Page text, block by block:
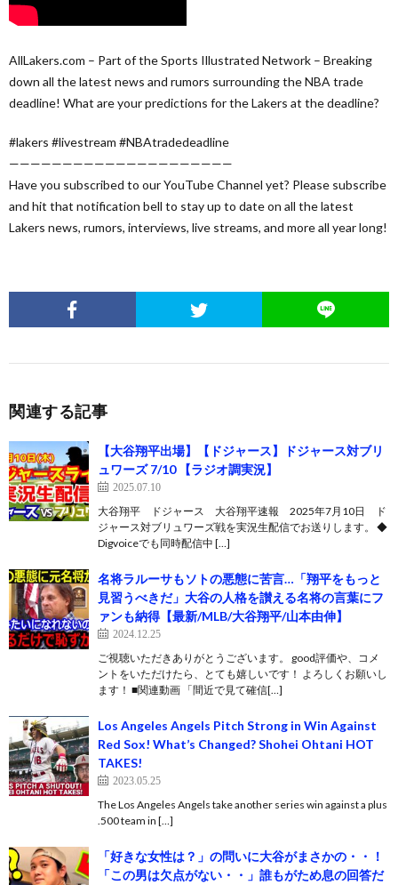
AllLakers.com – Part of the Sports Illustrated Network – Breaking
down all the latest news and rumors surrounding the NBA trade
deadline! What are your predictions for the Lakers at the deadline?
#lakers #livestream #NBAtradedeadline
—————————————————————
Have you subscribed to our YouTube Channel yet? Please subscribe
and hit that notification bell to stay up to date on all the latest
Lakers news, rumors, interviews, live streams, and more all year long!
関連する記事
【大谷翔平出場】【ドジャース】ドジャース対ブリ
ュワーズ 7/10 【ラジオ調実況】
2025.07.10
大谷翔平 ドジャース 大谷翔平速報 2025年7月10日 ド
ジャース対ブリュワーズ戦を実況生配信でお送りします。 ◆
Digvoiceでも同時配信中 […]
名将ラルーサもソトの悪態に苦言…「翔平をもっと
見習うべきだ」大谷の人格を讃える名将の言葉にフ
ァンも納得【最新/MLB/大谷翔平/山本由伸】
2024.12.25
ご視聴いただきありがとうございます。 good評価や、コメ
ントをいただけたら、とても嬉しいです！ よろしくお願いし
ます！ ■関連動画 「間近で見て確信[…]
Los Angeles Angels Pitch Strong in Win Against
Red Sox! What’s Changed? Shohei Ohtani HOT
TAKES!
2023.05.25
The Los Angeles Angels take another series win against a plus
.500 team in […]
「好きな女性は？」の問いに大谷がまさかの・・！
「この男は欠点がない・・」誰もがため息の回答だ